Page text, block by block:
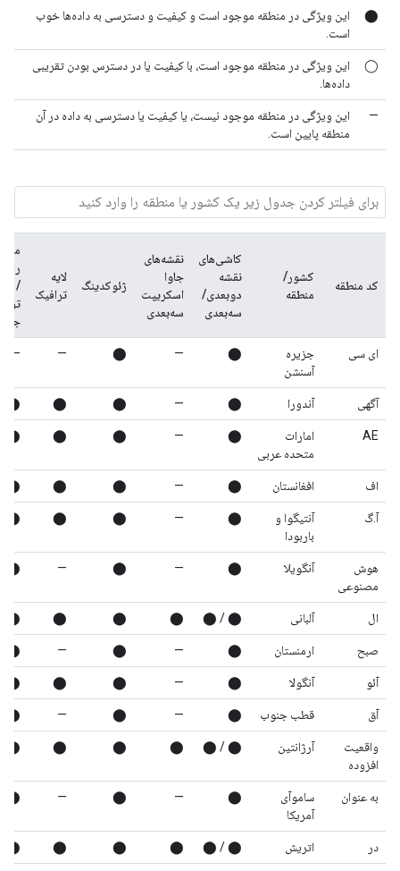
⬤
این ویژگی در منطقه موجود است و کیفیت و دسترسی به داده‌ها خوب
است.
◯
این ویژگی در منطقه موجود است، با کیفیت یا در دسترس بودن تقریبی
داده‌ها.
—
این ویژگی در منطقه موجود نیست، یا کیفیت یا دسترسی به داده در آن
منطقه پایین است.
کد منطقه
کشور/
منطقه
کاشی‌های
نقشه
دوبعدی/
سه‌بعدی
نقشه‌های
جاوا
اسکریپت
سه‌بعدی
ژئوکدینگ
لایه
ترافیک
/
تو
ای سی
جزیره
آسنشن
⬤
—
⬤
—
—
آگهی آندورا ⬤
—
⬤
⬤
⬤
AE
امارات
متحده عربی
⬤
—
⬤
⬤
⬤
اف افغانستان ⬤
—
⬤
⬤
⬤
آ.گ
آنتیگوا و
باربودا
⬤
—
⬤
⬤
⬤
هوش
مصنوعی
آنگویلا ⬤
—
⬤
—
⬤
ال آلبانی ⬤ / ⬤
⬤
⬤
⬤
⬤
صبح ارمنستان ⬤
—
⬤
—
⬤
آئو آنگولا ⬤
—
⬤
⬤
⬤
آق قطب جنوب ⬤
—
⬤
—
⬤
واقعیت
افزوده
آرژانتین ⬤ / ⬤
⬤
⬤
⬤
⬤
به عنوان
ساموآی
آمریکا
⬤
—
⬤
—
⬤
در اتریش ⬤ / ⬤
⬤
⬤
⬤
⬤